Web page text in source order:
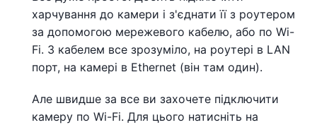
харчування до камери і з'єднати її з роутером
за допомогою мережевого кабелю, або по Wi-
Fi. З кабелем все зрозуміло, на роутері в LAN
порт, на камері в Ethernet (він там один).
Але швидше за все ви захочете підключити
камеру по Wi-Fi. Для цього натисніть на